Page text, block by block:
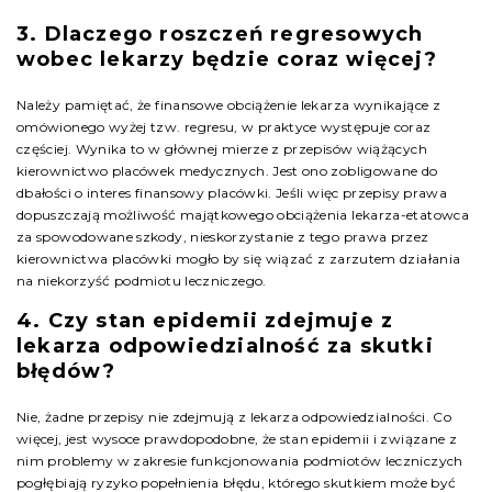
3. Dlaczego roszczeń regresowych
wobec lekarzy będzie coraz więcej?
Należy pamiętać, że finansowe obciążenie lekarza wynikające z
omówionego wyżej tzw. regresu, w praktyce występuje coraz
częściej. Wynika to w głównej mierze z przepisów wiążących
kierownictwo placówek medycznych. Jest ono zobligowane do
dbałości o interes finansowy placówki. Jeśli więc przepisy prawa
dopuszczają możliwość majątkowego obciążenia lekarza-etatowca
za spowodowane szkody, nieskorzystanie z tego prawa przez
kierownictwa placówki mogło by się wiązać z zarzutem działania
na niekorzyść podmiotu leczniczego.
4. Czy stan epidemii zdejmuje z
lekarza odpowiedzialność za skutki
błędów?
Nie, żadne przepisy nie zdejmują z lekarza odpowiedzialności. Co
więcej, jest wysoce prawdopodobne, że stan epidemii i związane z
nim problemy w zakresie funkcjonowania podmiotów leczniczych
pogłębiają ryzyko popełnienia błędu, którego skutkiem może być